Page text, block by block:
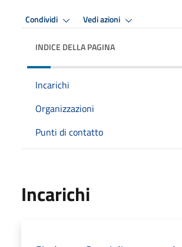
Condividi Vedi azioni
INDICE DELLA PAGINA
Incarichi
Organizzazioni
Punti di contatto
Incarichi